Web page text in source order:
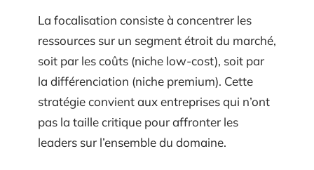
La focalisation consiste à concentrer les
ressources sur un segment étroit du marché,
soit par les coûts (niche low-cost), soit par
la différenciation (niche premium). Cette
stratégie convient aux entreprises qui n’ont
pas la taille critique pour affronter les
leaders sur l’ensemble du domaine.